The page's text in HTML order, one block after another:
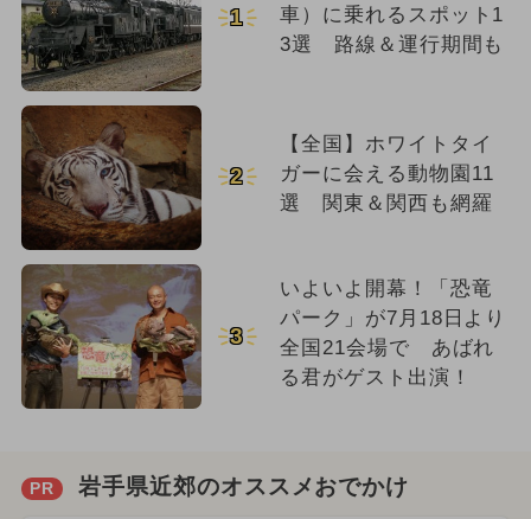
1
車）に乗れるスポット1
3選 路線＆運行期間も
2
【全国】ホワイトタイ
ガーに会える動物園11
選 関東＆関西も網羅
3
いよいよ開幕！「恐竜
パーク」が7月18日より
全国21会場で あばれ
る君がゲスト出演！
PR 岩手県近郊のオススメおでかけ